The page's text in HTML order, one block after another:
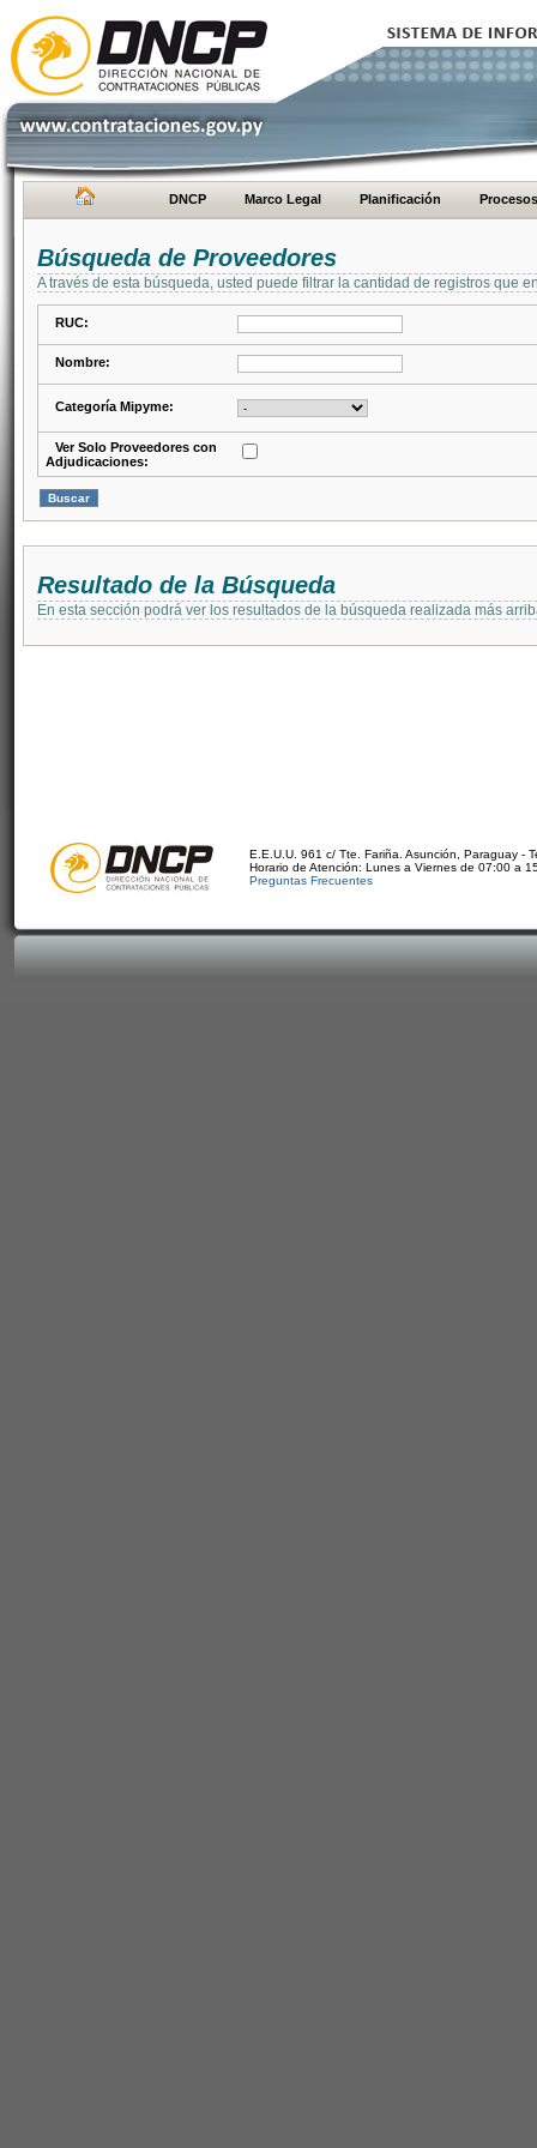
DNCP Marco Legal Planificación Procesos
Búsqueda de Proveedores
A través de esta búsqueda, usted puede filtrar la cantidad de registros que
RUC:
Nombre:
Categoría Mipyme:
Ver Solo Proveedores con
Adjudicaciones:
Resultado de la Búsqueda
En esta sección podrá ver los resultados de la búsqueda realizada más
E.E.U.U. 961 c/ Tte. Fariña. Asunción, Paraguay -
Horario de Atención: Lunes a Viernes de 07:00 a
Preguntas Frecuentes